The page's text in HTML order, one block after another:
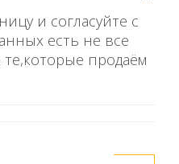
и согласуйте с
есть не все
продаём